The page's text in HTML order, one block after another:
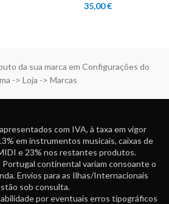
35,00€
da sua marca em Configurações do
-> Loja -> Marcas
com IVA, à taxa em vigor
em instrumentos musicais, caixas de
e 23% nos restantes produtos.
continental variam consoante o
Envios para as Ilhas/Internacionais
sob consulta.
por eventuais erros tipográficos